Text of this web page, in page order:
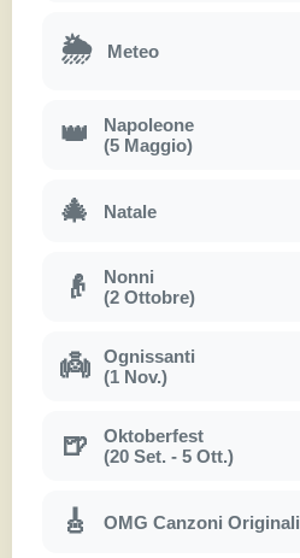
🌦 Meteo
👑
Napoleone
(5 Maggio)
🎄 Natale
👴
Nonni
(2 Ottobre)
👼
Ognissanti
(1 Nov.)
🍺
Oktoberfest
(20 Set. - 5 Ott.)
🎸 OMG Canzoni Originali